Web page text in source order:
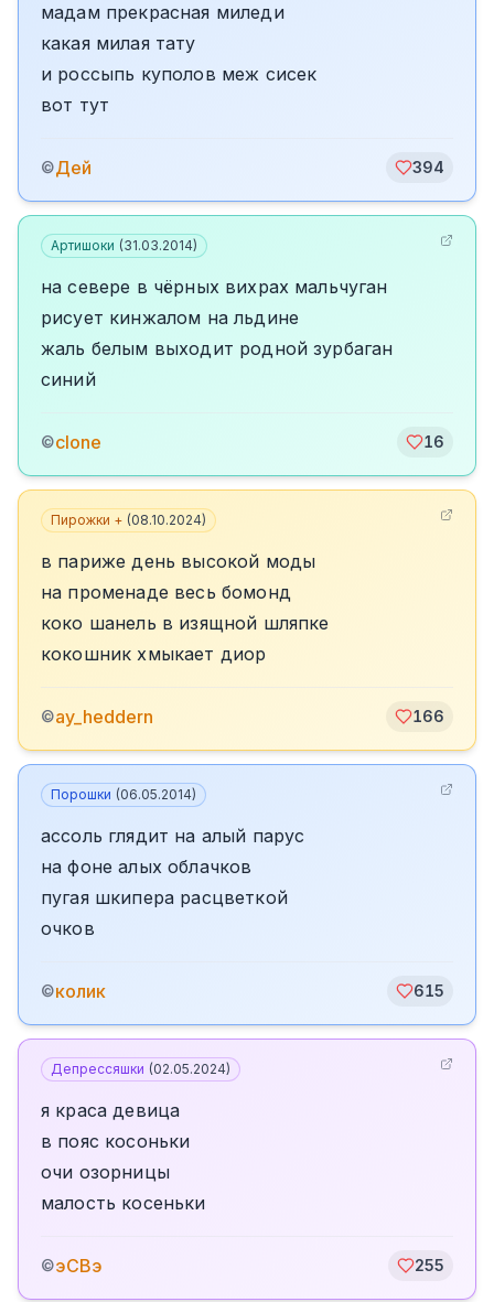
мадам прекрасная миледи
какая милая тату
и россыпь куполов меж сисек
вот тут
©Дей 394
Артишоки (31.03.2014)
на севере в чёрных вихрах мальчуган
рисует кинжалом на льдине
жаль белым выходит родной зурбаган
синий
©clone 16
Пирожки + (08.10.2024)
в париже день высокой моды
на променаде весь бомонд
коко шанель в изящной шляпке
кокошник хмыкает диор
©ay_heddern 166
Порошки (06.05.2014)
ассоль глядит на алый парус
на фоне алых облачков
пугая шкипера расцветкой
очков
©колик 615
Депрессяшки (02.05.2024)
я краса девица
в пояс косоньки
очи озорницы
малость косеньки
©эСВэ 255